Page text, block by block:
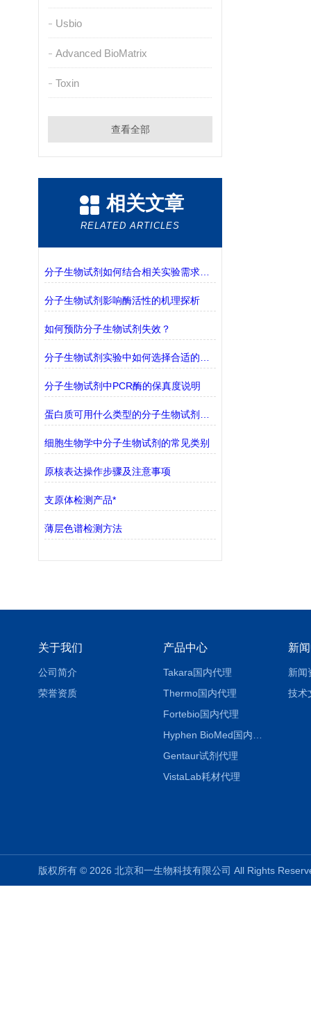
Usbio
Advanced BioMatrix
Toxin
查看全部
相关文章
RELATED ARTICLES
分子生物试剂如何结合相关实验需求进行选择？
分子生物试剂影响酶活性的机理探析
如何预防分子生物试剂失效？
分子生物试剂中PCR酶的保真度说明
细胞生物学中分子生物试剂的常见类别
原核表达操作步骤及注意事项
支原体检测产品*
薄层色谱检测方法
关于我们
公司简介
荣誉资质
产品中心
Takara国内代理
Thermo国内代理
Fortebio国内代理
Gentaur试剂代理
VistaLab耗材代理
新
新闻
技术
版权所有 © 2026 北京和一生物科技有限公司 All Rights